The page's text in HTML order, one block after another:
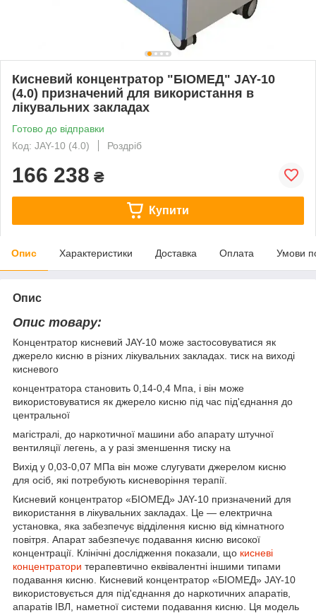
Кисневий концентратор "БІОМЕД" JAY-10
(4.0) призначений для використання в
лікувальних закладах
Готово до відправки
Код: JAY-10 (4.0)
Роздріб
166 238 ₴
Купити
Опис Характеристики Доставка Оплата Умови
Опис
Опис товару:
Концентратор кисневий JAY-10 може застосовуватися як
джерело кисню в різних лікувальних закладах. тиск на виході
кисневого
концентратора становить 0,14-0,4 Мпа, і він може
використовуватися як джерело кисню під час під'єднання до
центральної
магістралі, до наркотичної машини або апарату штучної
вентиляції легень, а у разі зменшення тиску на
Вихід у 0,03-0,07 МПа він може слугувати джерелом кисню
для осіб, які потребують кисневоріння терапії.
Кисневий концентратор «БІОМЕД» JAY-10 призначений для
використання в лікувальних закладах. Це — електрична
установка, яка забезпечує відділення кисню від кімнатного
повітря. Апарат забезпечує подавання кисню високої
концентрації. Клінічні дослідження показали, що кисневі
концентратори терапевтично еквівалентні іншими типами
подавання кисню. Кисневий концентратор «БІОМЕД» JAY-10
використовується для під'єднання до наркотичних апаратів,
апаратів ІВЛ, наметної системи подавання кисню. Ця модель